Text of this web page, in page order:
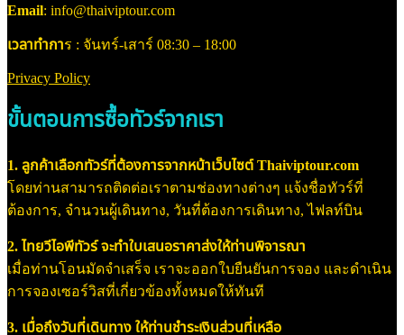
Email: info@thaiviptour.com
เวลาทำการ : จันทร์-เสาร์ 08:30 – 18:00
Privacy Policy
ขั้นตอนการซื้อทัวร์จากเรา
1. ลูกค้าเลือกทัวร์ที่ต้องการจากหน้าเว็บไซต์ Thaiviptour.com
โดยท่านสามารถติดต่อเราตามช่องทางต่างๆ แจ้งชื่อทัวร์ที่
ต้องการ, จำนวนผู้เดินทาง, วันที่ต้องการเดินทาง, ไฟลท์บิน
2. ไทยวีไอพีทัวร์ จะทำใบเสนอราคาส่งให้ท่านพิจารณา
เมื่อท่านโอนมัดจำเสร็จ เราจะออกใบยืนยันการจอง และดำเนิน
การจองเซอร์วิสที่เกี่ยวข้องทั้งหมดให้ทันที
3. เมื่อถึงวันที่เดินทาง ให้ท่านชำระเงินส่วนที่เหลือ